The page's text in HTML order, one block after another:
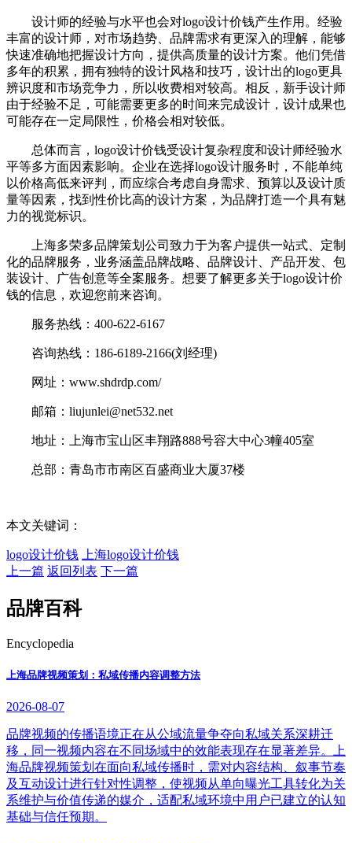
设计师的经验与水平也会对logo设计价钱产生作用。经验
丰富的设计师，对市场趋势、品牌需求有更深入的理解，能够
快速准确地把握设计方向，提供高质量的设计方案。他们凭借
多年的积累，拥有独特的设计风格和技巧，设计出的logo更具
辨识度和市场竞争力，所以收费相对较高。相反，新手设计师
由于经验不足，可能需要更多的时间来完成设计，设计成果也
可能存在一定局限性，价格会相对较低。
总体而言，logo设计价钱受设计复杂程度和设计师经验水
平等多方面因素影响。企业在选择logo设计服务时，不能单纯
以价格高低来评判，而应综合考虑自身需求、预算以及设计质
量等因素，找到性价比高的设计方案，为品牌打造一个具有魅
力的视觉标识。
上海多荣多品牌策划公司致力于为客户提供一站式、定制
化的品牌服务，业务涵盖品牌战略、品牌设计、产品开发、包
装设计、广告创意等全案服务。想要了解更多关于logo设计价
钱的信息，欢迎您前来咨询。
服务热线：400-622-6167
咨询热线：186-6189-2166(刘经理)
网址：www.shdrdp.com/
邮箱：liujunlei@net532.net
地址：上海市宝山区丰翔路888号容大中心3幢405室
总部：青岛市市南区百盛商业大厦37楼
本文关键词：
logo设计价钱
上海logo设计价钱
上一篇 返回列表 下一篇
品牌百科
Encyclopedia
上海品牌视频策划：私域传播内容调整方法
2026-08-07
品牌视频的传播语境正在从公域流量争夺向私域关系深耕迁
移，同一视频内容在不同场域中的效能表现存在显著差异。上
海品牌视频策划在面向私域传播时，需对内容结构、叙事节奏
及互动设计进行针对性调整，使视频从单向曝光工具转化为关
系维护与价值传递的媒介，适配私域环境中用户已建立的认知
基础与信任预期。